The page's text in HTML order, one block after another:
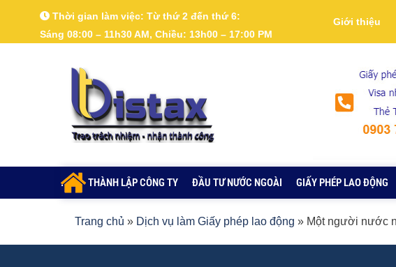
nội
Thời gian làm việc: Từ thứ 2 đến thứ 6:
Sáng 08:00 – 11h30 AM, Chiều: 13h00 – 17:00 PM
Giới thiệu
. THÀNH LẬP CÔNG TY ĐẦU TƯ NƯỚC NGOÀI GIẤY PHÉP LAO ĐỘNG
Trang chủ » Dịch vụ làm Giấy phép lao động » Một người nước